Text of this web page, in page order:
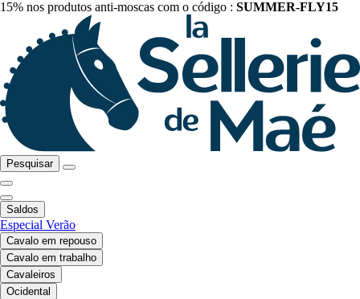
15% nos produtos anti-moscas com o código : SUMMER-FLY15
Pesquisar
Saldos
Especial Verão
Cavalo em repouso
Cavalo em trabalho
Cavaleiros
Ocidental